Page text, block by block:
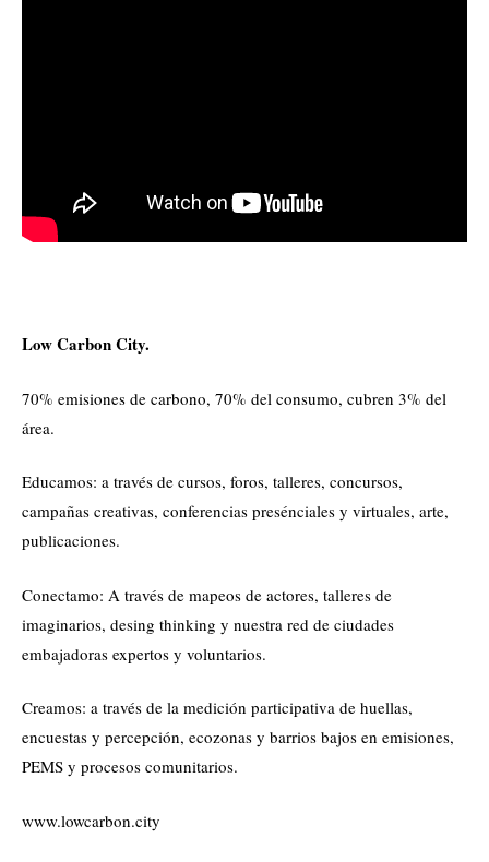
Low Carbon City.
70% emisiones de carbono, 70% del consumo, cubren 3% del
área.
Educamos: a través de cursos, foros, talleres, concursos,
campañas creativas, conferencias presénciales y virtuales, arte,
publicaciones.
Conectamo: A través de mapeos de actores, talleres de
imaginarios, desing thinking y nuestra red de ciudades
embajadoras expertos y voluntarios.
Creamos: a través de la medición participativa de huellas,
encuestas y percepción, ecozonas y barrios bajos en emisiones,
PEMS y procesos comunitarios.
www.lowcarbon.city